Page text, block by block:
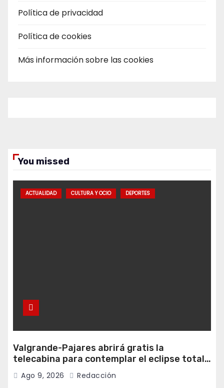
Política de privacidad
Política de cookies
Más información sobre las cookies
You missed
ACTUALIDAD CULTURA Y OCIO DEPORTES
Valgrande-Pajares abrirá gratis la
telecabina para contemplar el eclipse total
desde Cuitunigru
Ago 9, 2026 Redacción